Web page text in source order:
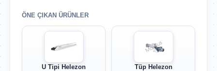
ÖNE ÇIKAN ÜRÜNLER
U Tipi Helezon Tüp Helezon